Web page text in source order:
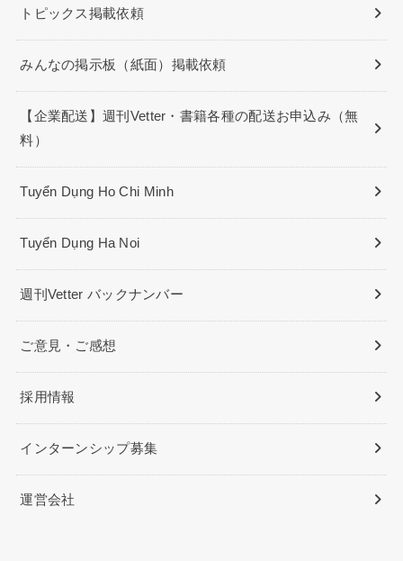
トピックス掲載依頼
みんなの掲示板（紙面）掲載依頼
【企業配送】週刊Vetter・書籍各種の配送お申込み（無
料）
Tuyển Dụng Ho Chi Minh
Tuyển Dụng Ha Noi
週刊Vetter バックナンバー
ご意見・ご感想
採用情報
インターンシップ募集
運営会社